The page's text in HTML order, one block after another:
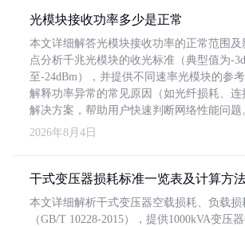
光模块接收功率多少是正常
本文详细解答光模块接收功率的正常范围
点分析千兆光模块的收光标准（典型值为-
至-24dBm），并提供不同速率光模块的参
解释功率异常的常见原因（如光纤损耗、连
解决方案，帮助用户快速判断网络性能问题
2026年8月4日
干式变压器损耗标准一览表及计算方
本文详细解析干式变压器空载损耗、负载
（GB/T 10228-2015），提供1000kVA变压